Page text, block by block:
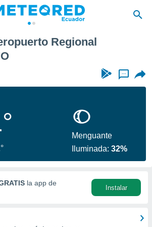
Regional
...
Menguante
Iluminada:32%
la app de
Instalar